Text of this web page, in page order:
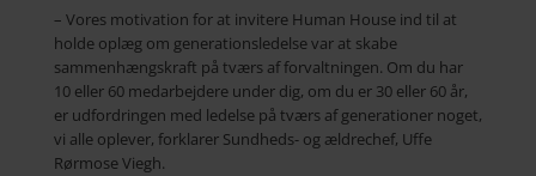
– Vores motivation for at invitere Human House ind til at
holde oplæg om generationsledelse var at skabe
sammenhængskraft på tværs af forvaltningen. Om du har
10 eller 60 medarbejdere under dig, om du er 30 eller 60 år,
er udfordringen med ledelse på tværs af generationer noget,
vi alle oplever, forklarer Sundheds- og ældrechef, Uffe
Rørmose Viegh.